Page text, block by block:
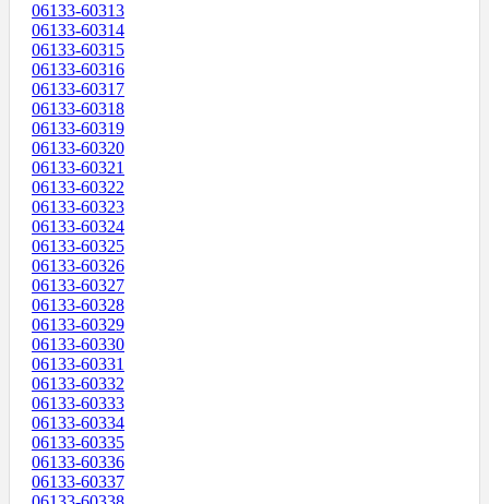
06133-60313
06133-60314
06133-60315
06133-60316
06133-60317
06133-60318
06133-60319
06133-60320
06133-60321
06133-60322
06133-60323
06133-60324
06133-60325
06133-60326
06133-60327
06133-60328
06133-60329
06133-60330
06133-60331
06133-60332
06133-60333
06133-60334
06133-60335
06133-60336
06133-60337